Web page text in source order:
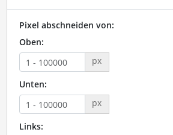
Pixel abschneiden von:
Oben:
px
Unten:
px
Links: